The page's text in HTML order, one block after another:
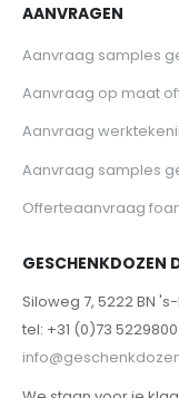
AANVRAGEN
Aanvraag samples
Aanvraag op maat
Aanvraag
Aanvraag samples
Offerteaanvraag
GESCHENKDOZEN
Siloweg 7, 5222 BN
tel: +31 (0)73 5229800